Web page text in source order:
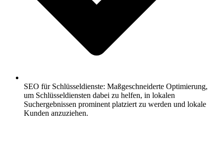
SEO für Schlüsseldienste: Maßgeschneiderte Optimierung,
um Schlüsseldiensten dabei zu helfen, in lokalen
Suchergebnissen prominent platziert zu werden und lokale
Kunden anzuziehen.